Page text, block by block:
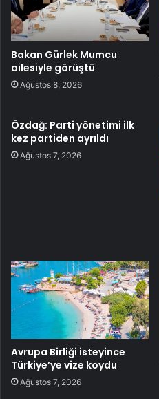
Bakan Gürlek Mumcu
ailesiyle görüştü
Ağustos 8, 2026
Özdağ: Parti yönetimi ilk
kez partiden ayrıldı
Ağustos 7, 2026
Avrupa Birliği isteyince
Türkiye’ye vize koydu
Ağustos 7, 2026